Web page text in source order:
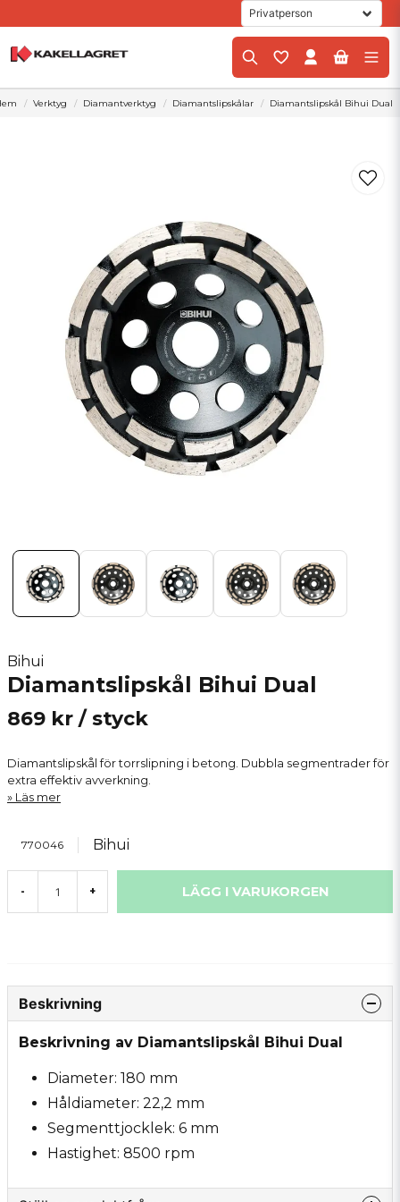
Verktyg Diamantverktyg Diamantslipskålar Diamantslipskål Bihui Dual
Bihui
Diamantslipskål Bihui Dual
869 kr / styck
Diamantslipskål för torrslipning i betong. Dubbla segmentrader för
extra effektiv avverkning.
Läs mer
770046 Bihui
- + LÄGG I VARUKORGEN
Beskrivning
Beskrivning av Diamantslipskål Bihui Dual
Diameter: 180 mm
Håldiameter: 22,2 mm
Segmenttjocklek: 6 mm
Hastighet: 8500 rpm